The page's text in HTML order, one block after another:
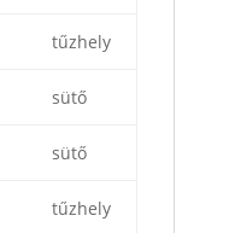
tűzhely
sütő
sütő
tűzhely